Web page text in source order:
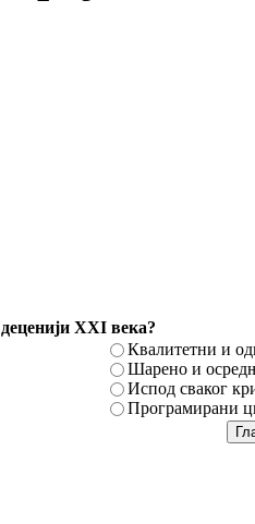
XXI века?
Квалитетни и
Шарено и
Испод сваког
Програмирани